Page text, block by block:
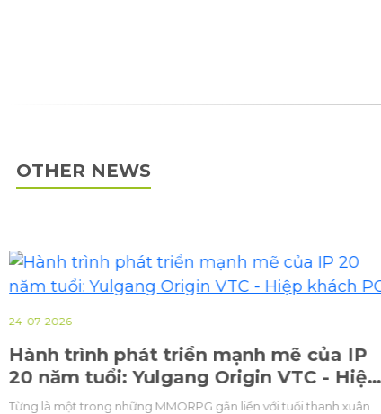
OTHER NEWS
24-07-2026
Hành trình phát triển mạnh mẽ của IP
20 năm tuổi: Yulgang Origin VTC - Hiệp
khách PC
Từng là một trong những MMORPG gắn liền với tuổi thanh xuân